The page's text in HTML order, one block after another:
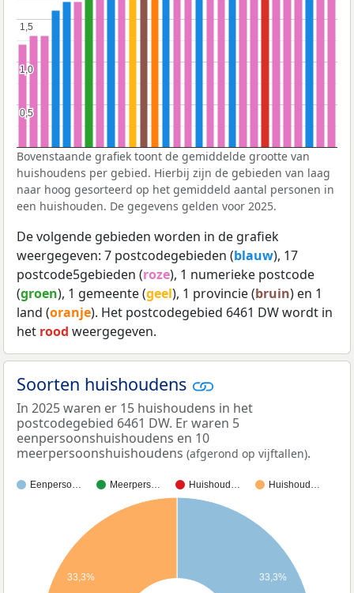
0,5
0,5
1,0
1,0
1,5
1,5
Bovenstaande grafiek toont de gemiddelde grootte van
huishoudens per gebied. Hierbij zijn de gebieden van laag
naar hoog gesorteerd op het gemiddeld aantal personen in
een huishouden. De gegevens gelden voor 2025.
De volgende gebieden worden in de grafiek
weergegeven: 7 postcodegebieden (blauw), 17
postcode5gebieden (roze), 1 numerieke postcode
(groen), 1 gemeente (geel), 1 provincie (bruin) en 1
land (oranje). Het postcodegebied 6461 DW wordt in
het rood weergegeven.
Soorten huishoudens
In 2025 waren er 15 huishoudens in het
postcodegebied 6461 DW. Er waren 5
eenpersoonshuishoudens en 10
meerpersoonshuishoudens (afgerond op vijftallen).
Eenperso… Meerpers… Huishoud… Huishoud…
33,3%
33,3%